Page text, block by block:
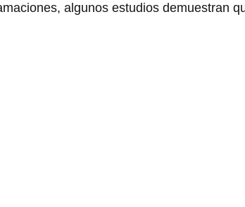
algunos estudios demuestran